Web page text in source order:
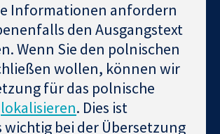
Informationen anfordern
den Ausgangstext
Wenn Sie den polnischen
wollen, können wir
für das polnische
lokalisieren. Dies ist
wichtig bei der Übersetzung